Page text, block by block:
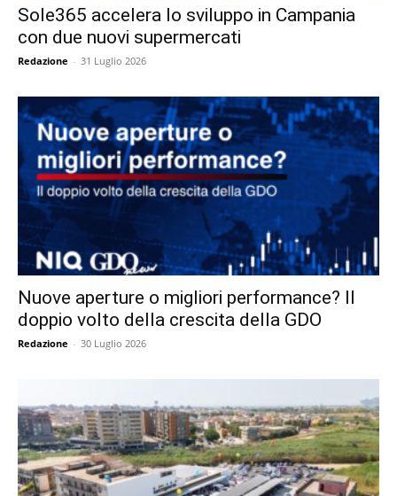
Sole365 accelera lo sviluppo in Campania
con due nuovi supermercati
Redazione - 31 Luglio 2026
Nuove aperture o migliori performance? Il
doppio volto della crescita della GDO
Redazione - 30 Luglio 2026